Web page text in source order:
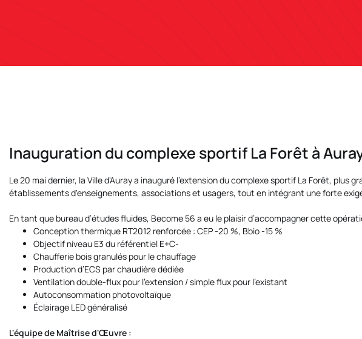
Inauguration du complexe sportif La Forêt à
Le 20 mai dernier, la Ville d'Auraya inauguré l’extension du complexe sportif La Forêt, plus
établissements d'enseignements, associations et usagers, tout en intégrant une forte
En tant que bureau d’études fluides, Become 56 a eu le plaisir d’accompagner cette
Conception thermique RT2012 renforcée : CEP -20 %, Bbio -15 %
Objectif niveau E3 du référentiel E+C-
Chaufferie bois granulés pour le chauffage
Production d’ECS par chaudière dédiée
Ventilation double-flux pour l’extension / simple flux pour l’existant
Autoconsommation photovoltaïque
Éclairage LED généralisé
L'équipe de Maîtrise d'Œuvre :